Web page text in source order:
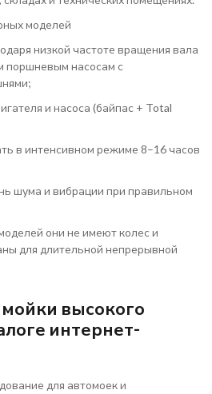
моделей
низкой частоте вращения вала
поршневым насосам с
и насоса (байпас + Total
в интенсивном режиме 8–16 часов
шума и вибрации при правильном
они не имеют колес и
для длительной непрерывной
высокого
интернет-
для автомоек и